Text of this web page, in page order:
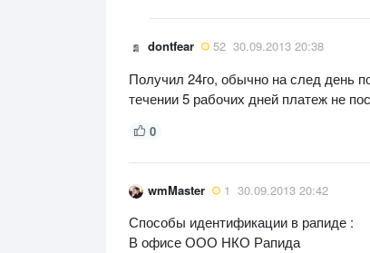
dontfear 52 30.09.2013 20:38
Получил 24го, обычно на след день
течении 5 рабочих дней платеж не
0
wmMaster 1 30.09.2013 20:42
Способы идентификации в рапиде :
В офисе ООО НКО Рапида